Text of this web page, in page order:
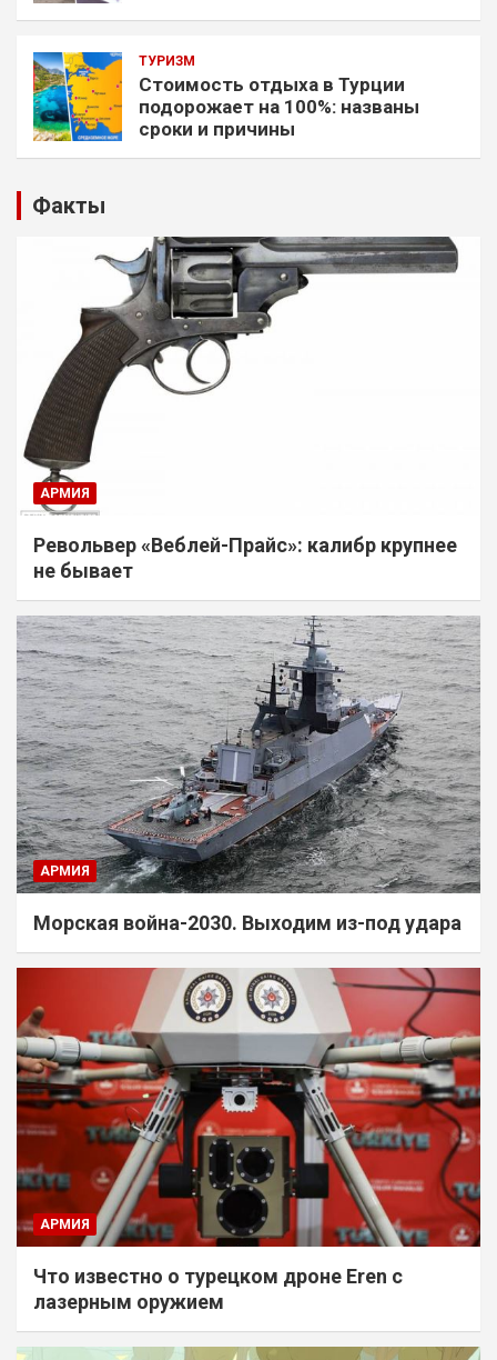
ТУРИЗМ
Стоимость отдыха в Турции
подорожает на 100%: названы
сроки и причины
Факты
АРМИЯ
Револьвер «Веблей-Прайс»: калибр крупнее
не бывает
АРМИЯ
Морская война-2030. Выходим из-под удара
АРМИЯ
Что известно о турецком дроне Eren с
лазерным оружием